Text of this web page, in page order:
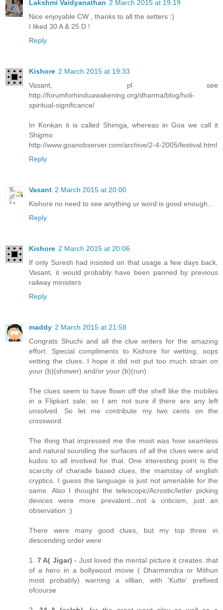
Lakshmi Vaidyanathan 2 March 2015 at 19:19
Nice enjoyable CW , thanks to all the setters :)
I liked 30 A & 25 D !
Reply
Kishore 2 March 2015 at 19:33
Vasant, pl see
http://forumforhinduawakening.org/dharma/blog/holi-
spiritual-significance/
In Konkan it is called Shimga, whereas in Goa we call it
Shigmo
http://www.goanobserver.com/archive/2-4-2005/festival.html
Reply
Vasant 2 March 2015 at 20:00
Kishore no need to see anything ur word is good enough...
Reply
Kishore 2 March 2015 at 20:06
If only Suresh had insisted on that usage a few days back,
Vasant, it would probably have been panned by previous
railway ministers
Reply
maddy 2 March 2015 at 21:58
Congrats Shuchi and all the clue writers for the amazing
effort. Special compliments to Kishore for wetting, oops
vetting the clues. I hope it did not put too much strain on
your (b)(shower) and/or your (b)(run)
The clues seem to have flown off the shelf like the mobiles
in a Flipkart sale, so I am not sure if there are any left
unsolved. So let me contribute my two cents on the
crossword.
The thing that impressed me the most was how seamless
and natural sounding the surfaces of all the clues were and
kudos to all involved for that. One interesting point is the
scarcity of charade based clues, the mainstay of english
cryptics. I guess the language is just not amenable for the
same. Also I thought the telescopic/Acrostic/letter picking
devices were more prevalent...not a criticism, just an
observation :)
There were many good clues, but my top three in
descending order were
1. 7 A( Jigar) - Just loved the mental picture it creates..that
of a hero in a bollywood movie ( Dharmendra or Mithun
most probably) warning a villian, with 'Kutte' prefixed
ofcourse